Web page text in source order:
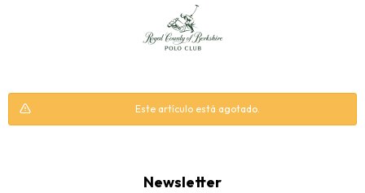
Este artículo está agotado.
Newsletter